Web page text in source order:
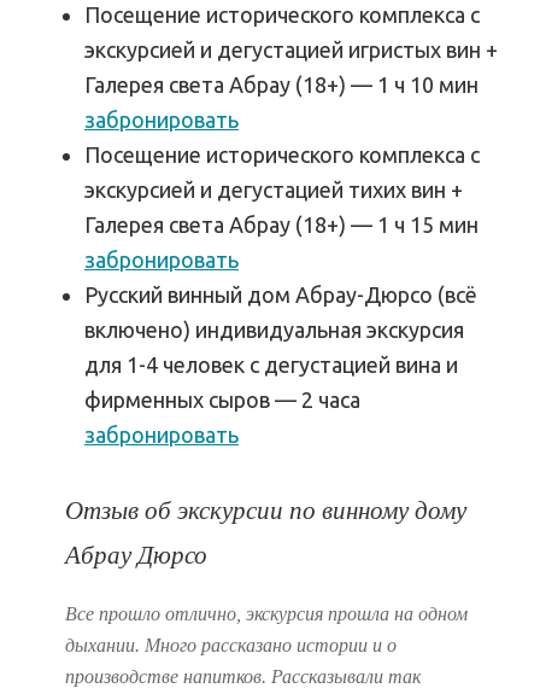
Посещение исторического комплекса с
экскурсией и дегустацией игристых вин +
Галерея света Абрау (18+) — 1 ч 10 мин
забронировать
Посещение исторического комплекса с
экскурсией и дегустацией тихих вин +
Галерея света Абрау (18+) — 1 ч 15 мин
забронировать
Русский винный дом Абрау-Дюрсо (всё
включено) индивидуальная экскурсия
для 1-4 человек с дегустацией вина и
фирменных сыров — 2 часа
забронировать
Отзыв об экскурсии по винному дому
Абрау Дюрсо
Все прошло отлично, экскурсия прошла на одном
дыхании. Много рассказано истории и о
производстве напитков. Рассказывали так